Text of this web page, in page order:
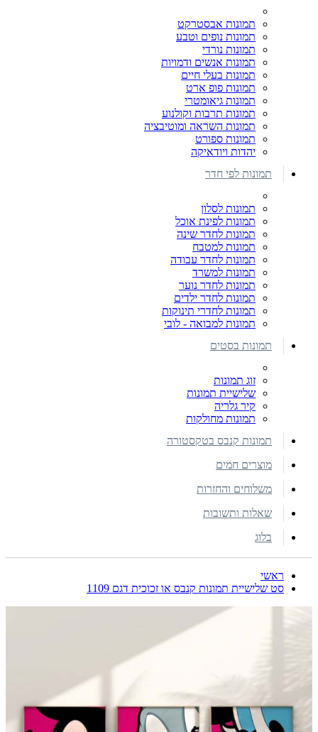
תמונות אבסטרקט
תמונות נופים וטבע
תמונות נורדי
תמונות אנשים ודמויות
תמונות בעלי חיים
תמונות פופ ארט
תמונות גיאומטרי
תמונות תרבות וקולנוע
תמונות השראה ומוטיבציה
תמונות ספורט
יהדות ויודאיקה
תמונות לפי חדר
תמונות לסלון
תמונות לפינת אוכל
תמונות לחדר שינה
תמונות למטבח
תמונות לחדר עבודה
תמונות למשרד
תמונות לחדר נוער
תמונות לחדר ילדים
תמונות לחדרי תינוקות
תמונות למבואה - לובי
תמונות בסטים
זוג תמונות
שלישיית תמונות
קיר גלריה
תמונות מחולקות
תמונות קנבס בטקסטורה
מוצרים חמים
משלוחים והחזרות
שאלות ותשובות
בלוג
ראשי
סט שלישיית תמונות קנבס או זכוכית דגם 1109